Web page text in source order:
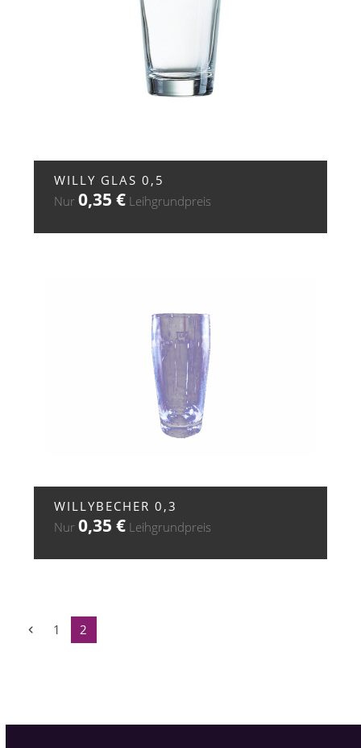
WILLY GLAS 0,5
Nur0,35€ Leihgrundpreis
WILLYBECHER 0,3
Nur0,35€ Leihgrundpreis
Vorheriger
Seite
1 Seite
2